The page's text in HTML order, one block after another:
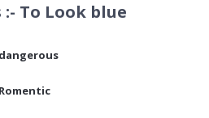
To Look blue